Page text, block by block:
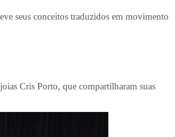
seus conceitos traduzidos em movimento
Cris Porto, que compartilharam suas